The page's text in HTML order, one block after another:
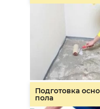
Подготовка
пола